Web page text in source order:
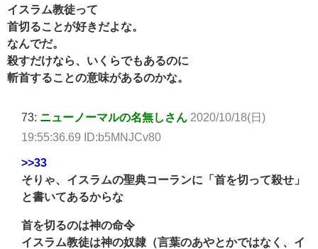
イスラム教徒って
首切ることが好きだよな。
なんでだ。
殺すだけなら、いくらでもあるのに
斬首することの意味があるのかな。
73: ニューノーマルの名無しさん 2020/10/18(日)
19:55:36.69 ID:b5MNJCv80
>>33
そりゃ、イスラムの聖典コーランに「首を切って殺せ」
と書いてあるからな
首を切るのは神の命令
イスラム教徒は神の奴隷（言葉のあやとかではなく、イ